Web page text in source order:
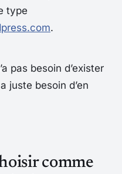
type
.
pas besoin d’exister
juste besoin d’en
comme